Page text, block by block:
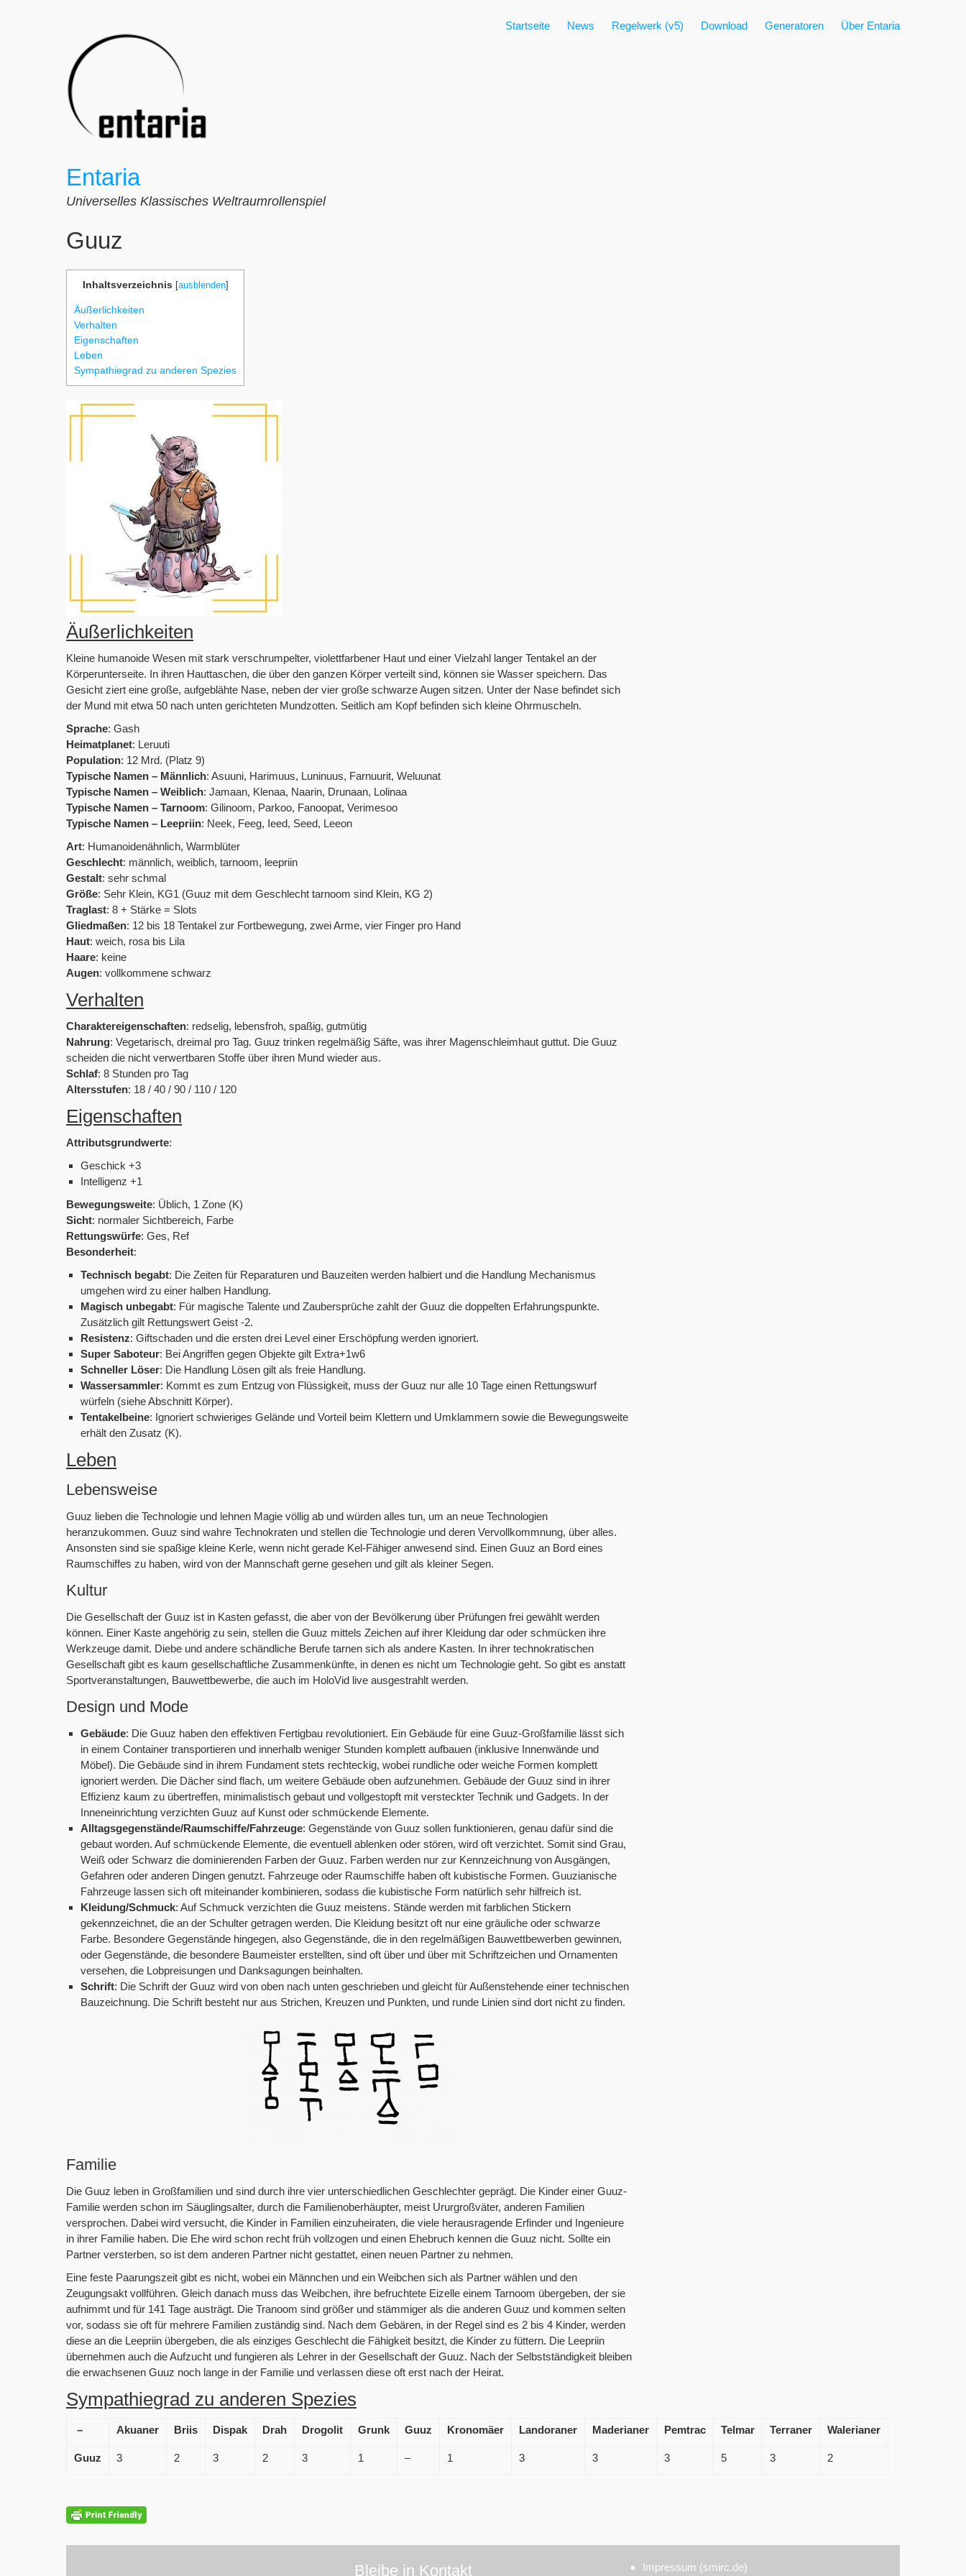
Entaria
Universelles Klassisches Weltraumrollenspiel
Startseite News Regelwerk (v5) Download Generatoren Über Entaria
Guuz
Inhaltsverzeichnis [ausblenden]
Äußerlichkeiten
Verhalten
Eigenschaften
Leben
Sympathiegrad zu anderen Spezies
Äußerlichkeiten
Kleine humanoide Wesen mit stark verschrumpelter, violettfarbener Haut und einer Vielzahl langer Tentakel an der
Körperunterseite. In ihren Hauttaschen, die über den ganzen Körper verteilt sind, können sie Wasser speichern. Das
Gesicht ziert eine große, aufgeblähte Nase, neben der vier große schwarze Augen sitzen. Unter der Nase befindet sich
der Mund mit etwa 50 nach unten gerichteten Mundzotten. Seitlich am Kopf befinden sich kleine Ohrmuscheln.
Sprache: Gash
Heimatplanet: Leruuti
Population: 12 Mrd. (Platz 9)
Typische Namen – Männlich: Asuuni, Harimuus, Luninuus, Farnuurit, Weluunat
Typische Namen – Weiblich: Jamaan, Klenaa, Naarin, Drunaan, Lolinaa
Typische Namen – Tarnoom: Gilinoom, Parkoo, Fanoopat, Verimesoo
Typische Namen – Leepriin: Neek, Feeg, Ieed, Seed, Leeon
Art: Humanoidenähnlich, Warmblüter
Geschlecht: männlich, weiblich, tarnoom, leepriin
Gestalt: sehr schmal
Größe: Sehr Klein, KG1 (Guuz mit dem Geschlecht tarnoom sind Klein, KG 2)
Traglast: 8 + Stärke = Slots
Gliedmaßen: 12 bis 18 Tentakel zur Fortbewegung, zwei Arme, vier Finger pro Hand
Haut: weich, rosa bis Lila
Haare: keine
Augen: vollkommene schwarz
Verhalten
Charaktereigenschaften: redselig, lebensfroh, spaßig, gutmütig
Nahrung: Vegetarisch, dreimal pro Tag. Guuz trinken regelmäßig Säfte, was ihrer Magenschleimhaut guttut. Die Guuz
scheiden die nicht verwertbaren Stoffe über ihren Mund wieder aus.
Schlaf: 8 Stunden pro Tag
Altersstufen: 18 / 40 / 90 / 110 / 120
Eigenschaften
Attributsgrundwerte:
Geschick +3
Intelligenz +1
Bewegungsweite: Üblich, 1 Zone (K)
Sicht: normaler Sichtbereich, Farbe
Rettungswürfe: Ges, Ref
Besonderheit:
Technisch begabt: Die Zeiten für Reparaturen und Bauzeiten werden halbiert und die Handlung Mechanismus
umgehen wird zu einer halben Handlung.
Magisch unbegabt: Für magische Talente und Zaubersprüche zahlt der Guuz die doppelten Erfahrungspunkte.
Zusätzlich gilt Rettungswert Geist -2.
Resistenz: Giftschaden und die ersten drei Level einer Erschöpfung werden ignoriert.
Super Saboteur: Bei Angriffen gegen Objekte gilt Extra+1w6
Schneller Löser: Die Handlung Lösen gilt als freie Handlung.
Wassersammler: Kommt es zum Entzug von Flüssigkeit, muss der Guuz nur alle 10 Tage einen Rettungswurf
würfeln (siehe Abschnitt Körper).
Tentakelbeine: Ignoriert schwieriges Gelände und Vorteil beim Klettern und Umklammern sowie die Bewegungsweite
erhält den Zusatz (K).
Leben
Lebensweise
Guuz lieben die Technologie und lehnen Magie völlig ab und würden alles tun, um an neue Technologien
heranzukommen. Guuz sind wahre Technokraten und stellen die Technologie und deren Vervollkommnung, über alles.
Ansonsten sind sie spaßige kleine Kerle, wenn nicht gerade Kel-Fähiger anwesend sind. Einen Guuz an Bord eines
Raumschiffes zu haben, wird von der Mannschaft gerne gesehen und gilt als kleiner Segen.
Kultur
Die Gesellschaft der Guuz ist in Kasten gefasst, die aber von der Bevölkerung über Prüfungen frei gewählt werden
können. Einer Kaste angehörig zu sein, stellen die Guuz mittels Zeichen auf ihrer Kleidung dar oder schmücken ihre
Werkzeuge damit. Diebe und andere schändliche Berufe tarnen sich als andere Kasten. In ihrer technokratischen
Gesellschaft gibt es kaum gesellschaftliche Zusammenkünfte, in denen es nicht um Technologie geht. So gibt es anstatt
Sportveranstaltungen, Bauwettbewerbe, die auch im HoloVid live ausgestrahlt werden.
Design und Mode
Gebäude: Die Guuz haben den effektiven Fertigbau revolutioniert. Ein Gebäude für eine Guuz-Großfamilie lässt sich
in einem Container transportieren und innerhalb weniger Stunden komplett aufbauen (inklusive Innenwände und
Möbel). Die Gebäude sind in ihrem Fundament stets rechteckig, wobei rundliche oder weiche Formen komplett
ignoriert werden. Die Dächer sind flach, um weitere Gebäude oben aufzunehmen. Gebäude der Guuz sind in ihrer
Effizienz kaum zu übertreffen, minimalistisch gebaut und vollgestopft mit versteckter Technik und Gadgets. In der
Inneneinrichtung verzichten Guuz auf Kunst oder schmückende Elemente.
Alltagsgegenstände/Raumschiffe/Fahrzeuge: Gegenstände von Guuz sollen funktionieren, genau dafür sind die
gebaut worden. Auf schmückende Elemente, die eventuell ablenken oder stören, wird oft verzichtet. Somit sind Grau,
Weiß oder Schwarz die dominierenden Farben der Guuz. Farben werden nur zur Kennzeichnung von Ausgängen,
Gefahren oder anderen Dingen genutzt. Fahrzeuge oder Raumschiffe haben oft kubistische Formen. Guuzianische
Fahrzeuge lassen sich oft miteinander kombinieren, sodass die kubistische Form natürlich sehr hilfreich ist.
Kleidung/Schmuck: Auf Schmuck verzichten die Guuz meistens. Stände werden mit farblichen Stickern
gekennzeichnet, die an der Schulter getragen werden. Die Kleidung besitzt oft nur eine gräuliche oder schwarze
Farbe. Besondere Gegenstände hingegen, also Gegenstände, die in den regelmäßigen Bauwettbewerben gewinnen,
oder Gegenstände, die besondere Baumeister erstellten, sind oft über und über mit Schriftzeichen und Ornamenten
versehen, die Lobpreisungen und Danksagungen beinhalten.
Schrift: Die Schrift der Guuz wird von oben nach unten geschrieben und gleicht für Außenstehende einer technischen
Bauzeichnung. Die Schrift besteht nur aus Strichen, Kreuzen und Punkten, und runde Linien sind dort nicht zu finden.
Familie
Die Guuz leben in Großfamilien und sind durch ihre vier unterschiedlichen Geschlechter geprägt. Die Kinder einer Guuz-
Familie werden schon im Säuglingsalter, durch die Familienoberhäupter, meist Ururgroßväter, anderen Familien
versprochen. Dabei wird versucht, die Kinder in Familien einzuheiraten, die viele herausragende Erfinder und Ingenieure
in ihrer Familie haben. Die Ehe wird schon recht früh vollzogen und einen Ehebruch kennen die Guuz nicht. Sollte ein
Partner versterben, so ist dem anderen Partner nicht gestattet, einen neuen Partner zu nehmen.
Eine feste Paarungszeit gibt es nicht, wobei ein Männchen und ein Weibchen sich als Partner wählen und den
Zeugungsakt vollführen. Gleich danach muss das Weibchen, ihre befruchtete Eizelle einem Tarnoom übergeben, der sie
aufnimmt und für 141 Tage austrägt. Die Tranoom sind größer und stämmiger als die anderen Guuz und kommen selten
vor, sodass sie oft für mehrere Familien zuständig sind. Nach dem Gebären, in der Regel sind es 2 bis 4 Kinder, werden
diese an die Leepriin übergeben, die als einziges Geschlecht die Fähigkeit besitzt, die Kinder zu füttern. Die Leepriin
übernehmen auch die Aufzucht und fungieren als Lehrer in der Gesellschaft der Guuz. Nach der Selbstständigkeit bleiben
die erwachsenen Guuz noch lange in der Familie und verlassen diese oft erst nach der Heirat.
Sympathiegrad zu anderen Spezies
– Akuaner Briis Dispak Drah Drogolit Grunk Guuz Kronomäer Landoraner Maderianer Pemtrac Telmar Terraner Walerianer
Guuz 3 2 3 2 3 1 – 1 3 3 3 5 3 2
Bleibe in Kontakt Impressum (smirc.de)